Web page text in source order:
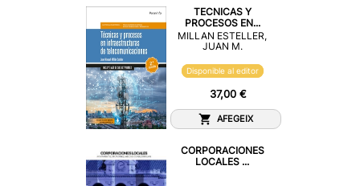
TECNICAS Y
PROCESOS EN...
MILLAN ESTELLER,
JUAN M.
Disponible al editor
37,00 €
AFEGEIX
CORPORACIONES
LOCALES ...